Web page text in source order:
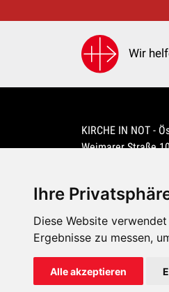
Ihre
Diese Website
Ergebnisse zu messen,
Alle akzeptieren
Wir
KIRCHE IN NOT -
Weimarer Straße
kin@kircheinnot.at
KIN weltweit